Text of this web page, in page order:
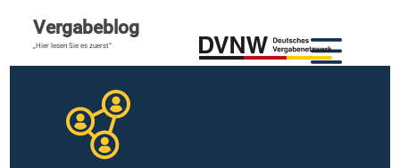
Vergabeblog
„Hier lesen Sie es zuerst“